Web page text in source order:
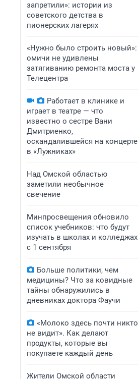
запретили»: истории из
советского детства в
пионерских лагерях
«Нужно было строить новый»:
омичи не удивлены
затягиванию ремонта моста у
Телецентра
Работает в клинике и
играет в театре — что
известно о сестре Вани
Дмитриенко,
оскандалившейся на концерте
в «Лужниках»
Над Омской областью
заметили необычное
свечение
Минпросвещения обновило
список учебников: что будут
изучать в школах и колледжах
с 1 сентября
Больше политики, чем
медицины? Что за ковидные
тайны обнаружились в
дневниках доктора Фаучи
«Молоко здесь почти никто
не видит». Как делают
продукты, которые вы
покупаете каждый день
Жители Омской области